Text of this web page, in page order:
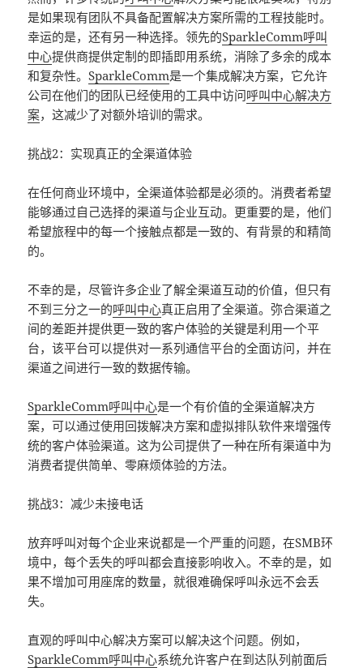
是如果现有团队不具备配置解决方案所需的工程技能时。
幸运的是，还有另一种选择。领先的SparkleComm呼叫
中心提供商提供定制的即插即用系统，消除了多余的成本
和复杂性。SparkleComm是一个集成解决方案，它允许
公司在他们的团队已经使用的工具中访问呼叫中心解决方
案，这减少了对额外培训的需求。
挑战2：实现真正的全渠道体验
在任何商业环境中，全渠道体验都是必须的。消费者希望
能够通过自己选择的渠道与企业互动。更重要的是，他们
希望旅程中的每一个接触点都是一致的、有背景的和精简
的。
不幸的是，尽管许多企业了解全渠道互动的价值，但只有
不到三分之一的呼叫中心真正启用了全渠道。弥合渠道之
间的差距并提供更一致的客户体验的关键是利用一个平
台，该平台可以提供对一系列通信平台的全面访问，并在
渠道之间进行一致的数据传输。
SparkleComm呼叫中心是一个有价值的全渠道解决方
案，可以通过使用回拨解决方案和虚拟排队软件来增强传
统的客户体验渠道。这为公司提供了一种在所有渠道中为
消费者提供简单、零麻烦体验的方法。
挑战3：减少未接电话
放弃呼叫对每个企业来说都是一个严重的问题，在SMB环
境中，每个丢失的呼叫都会直接影响收入。不幸的是，如
果不增加可用座席的数量，就很难确保呼叫永远不会丢
失。
直观的呼叫中心解决方案可以解决这个问题。例如，
SparkleComm呼叫中心系统允许客户在到达队列前面后